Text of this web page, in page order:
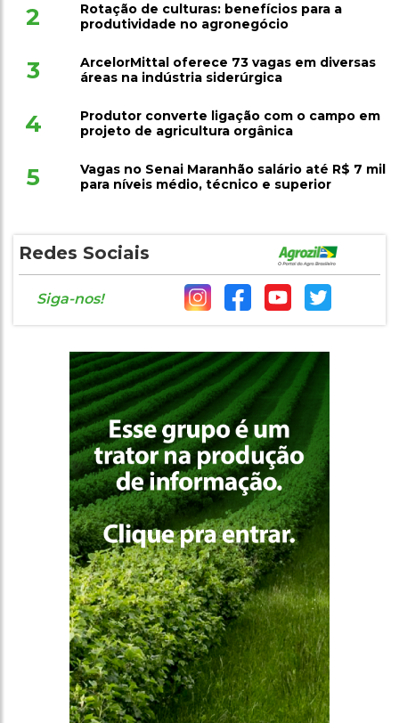
2
Rotação de culturas: benefícios para a
produtividade no agronegócio
3
ArcelorMittal oferece 73 vagas em diversas
áreas na indústria siderúrgica
4
Produtor converte ligação com o campo em
projeto de agricultura orgânica
5
Vagas no Senai Maranhão salário até R$ 7 mil
para níveis médio, técnico e superior
Redes Sociais
Siga-nos!